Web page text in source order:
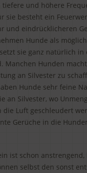
und höhere
sie besteht ein
und eindrücklicheren
Hunde als
sie ganz natürlich in
Manchen Hunden
an Silvester zu
Hunde sehr feine
an Silvester, wo
die Luft geschleudert
Gerüche in die
ist schon anstrengend,
selbst den sonst